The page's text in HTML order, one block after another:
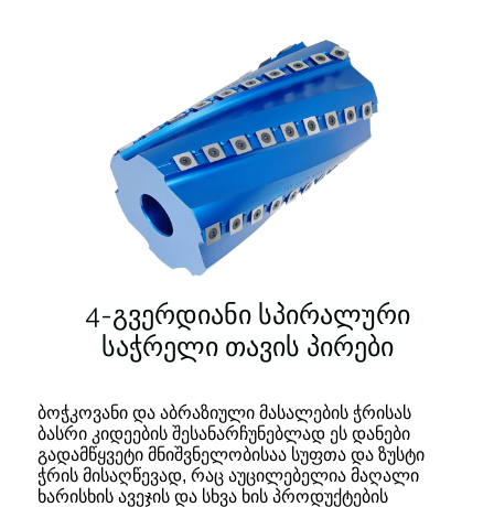
4-გვერდიანი სპირალური
საჭრელი თავის პირები
ბოჭკოვანი და აბრაზიული მასალების ჭრისას
ბასრი კიდეების შესანარჩუნებლად ეს დანები
გადამწყვეტი მნიშვნელობისაა სუფთა და ზუსტი
ჭრის მისაღწევად, რაც აუცილებელია მაღალი
ხარისხის ავეჯის და სხვა ხის პროდუქტების